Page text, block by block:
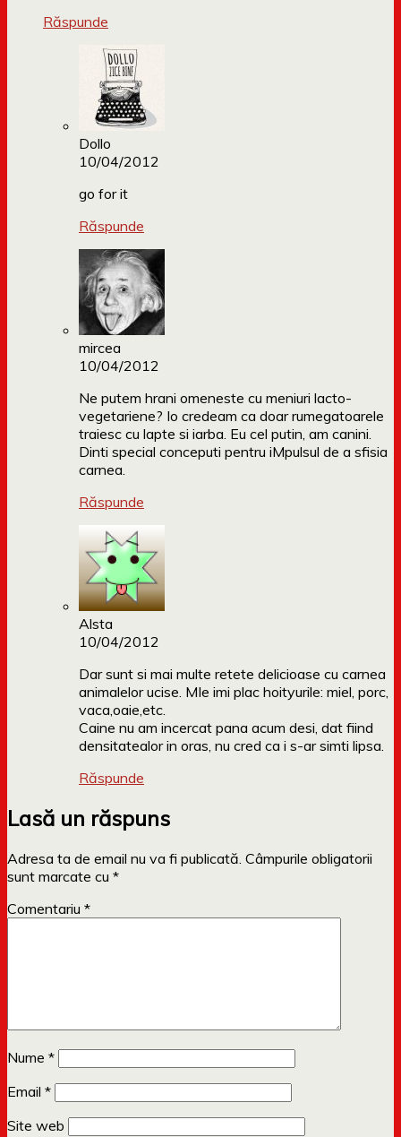
Răspunde
Dollo
10/04/2012
go for it
Răspunde
mircea
10/04/2012
Ne putem hrani omeneste cu meniuri lacto-
vegetariene? Io credeam ca doar rumegatoarele
traiesc cu lapte si iarba. Eu cel putin, am canini.
Dinti special conceputi pentru iMpulsul de a sfisia
carnea.
Răspunde
Alsta
10/04/2012
Dar sunt si mai multe retete delicioase cu carnea
animalelor ucise. MIe imi plac hoityurile: miel, porc,
vaca,oaie,etc.
Caine nu am incercat pana acum desi, dat fiind
densitatealor in oras, nu cred ca i s-ar simti lipsa.
Răspunde
Lasă un răspuns
Adresa ta de email nu va fi publicată. Câmpurile obligatorii
sunt marcate cu *
Comentariu *
Nume *
Email *
Site web